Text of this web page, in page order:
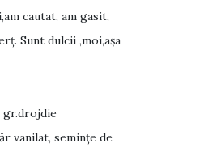
cautat, am gasit,
Sunt dulcii ,moi,așa
gr.drojdie
vanilat, semințe de